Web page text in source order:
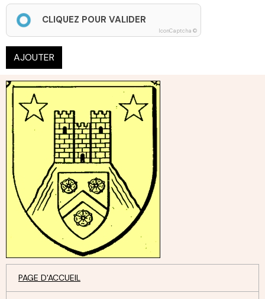
CLIQUEZ POUR VALIDER
IconCaptcha ©
AJOUTER
PAGE D'ACCUEIL